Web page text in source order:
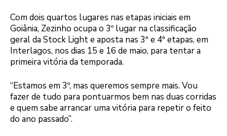
Com dois quartos lugares nas etapas iniciais em
Goiânia, Zezinho ocupa o 3º lugar na classificação
geral da Stock Light e aposta nas 3ª e 4ª etapas, em
Interlagos, nos dias 15 e 16 de maio, para tentar a
primeira vitória da temporada.
“Estamos em 3º, mas queremos sempre mais. Vou
fazer de tudo para pontuarmos bem nas duas corridas
e quem sabe arrancar uma vitória para repetir o feito
do ano passado”.